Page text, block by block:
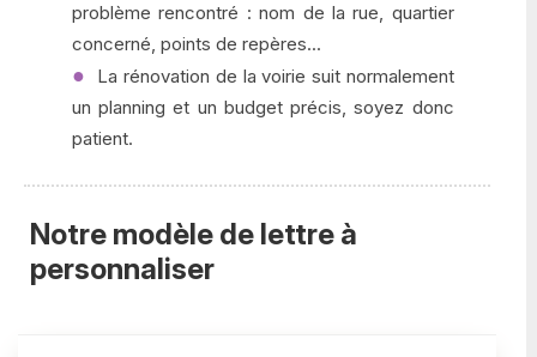
problème rencontré : nom de la rue, quartier
concerné, points de repères...
La rénovation de la voirie suit normalement
un planning et un budget précis, soyez donc
patient.
Notre modèle de lettre à
personnaliser